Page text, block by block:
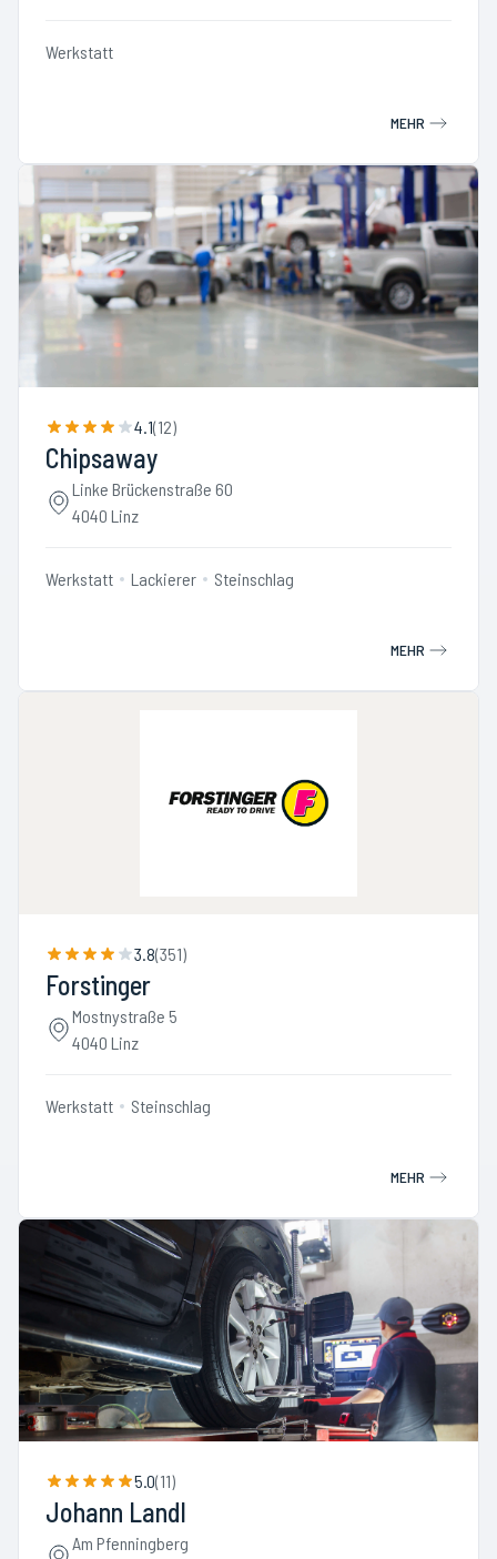
Werkstatt
MEHR
4.1(12)
Chipsaway
Linke Brückenstraße 60
4040 Linz
Werkstatt Lackierer Steinschlag
MEHR
3.8(351)
Forstinger
Mostnystraße 5
4040 Linz
Werkstatt Steinschlag
MEHR
5.0(11)
Johann Landl
Am Pfenningberg